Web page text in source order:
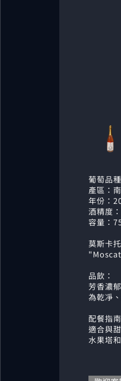
葡萄品
產區：
年份：
酒精度
容量：
莫斯卡
品飲：
芳香濃
為乾凈
配餐指南
適合與
水果塔